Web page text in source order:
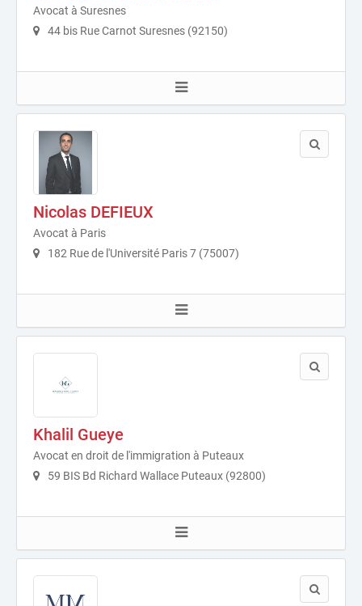
Avocat à Suresnes
44 bis Rue Carnot Suresnes (92150)
Nicolas DEFIEUX
Avocat à Paris
182 Rue de l'Université Paris 7 (75007)
Khalil Gueye
Avocat en droit de l'immigration à Puteaux
59 BIS Bd Richard Wallace Puteaux (92800)